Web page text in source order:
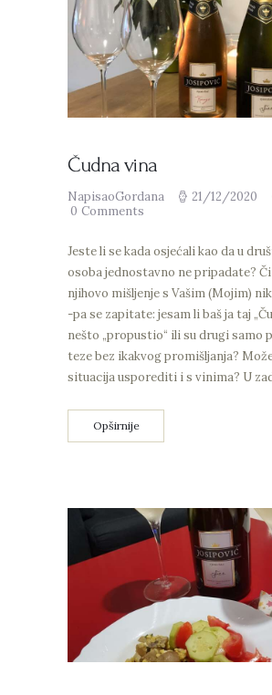
Čudna vina
NapisaoGordana
21/12/2020
0 Comments
Jeste li se kada osjećali kao da u
osoba jednostavno ne pripadate?
njihovo mišljenje s Vašim (Mojim)
-pa se zapitate: jesam li baš ja taj
nešto „propustio“ ili su drugi samo
teze bez ikakvog promišljanja?
situacija usporediti i s vinima? U
Opširnije